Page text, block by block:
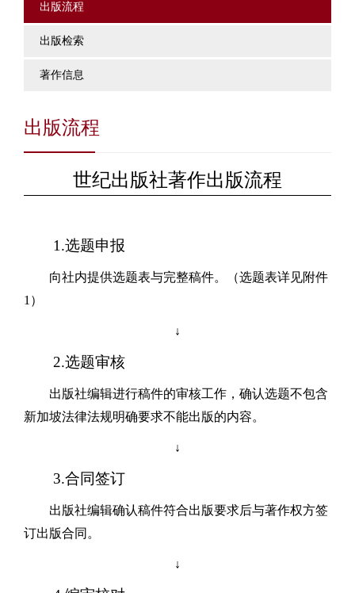
出版流程
出版检索
著作信息
出版流程
世纪出版社著作出版流程
1.选题申报
向社内提供选题表与完整稿件。（选题表详见附件
1 ）
↓
2.选题审核
出版社编辑进行稿件的审核工作，确认选题不包含
新加坡法律法规明确要求不能出版的内容。
↓
3.合同签订
出版社编辑确认稿件符合出版要求后与著作权方签
订出版合同。
↓